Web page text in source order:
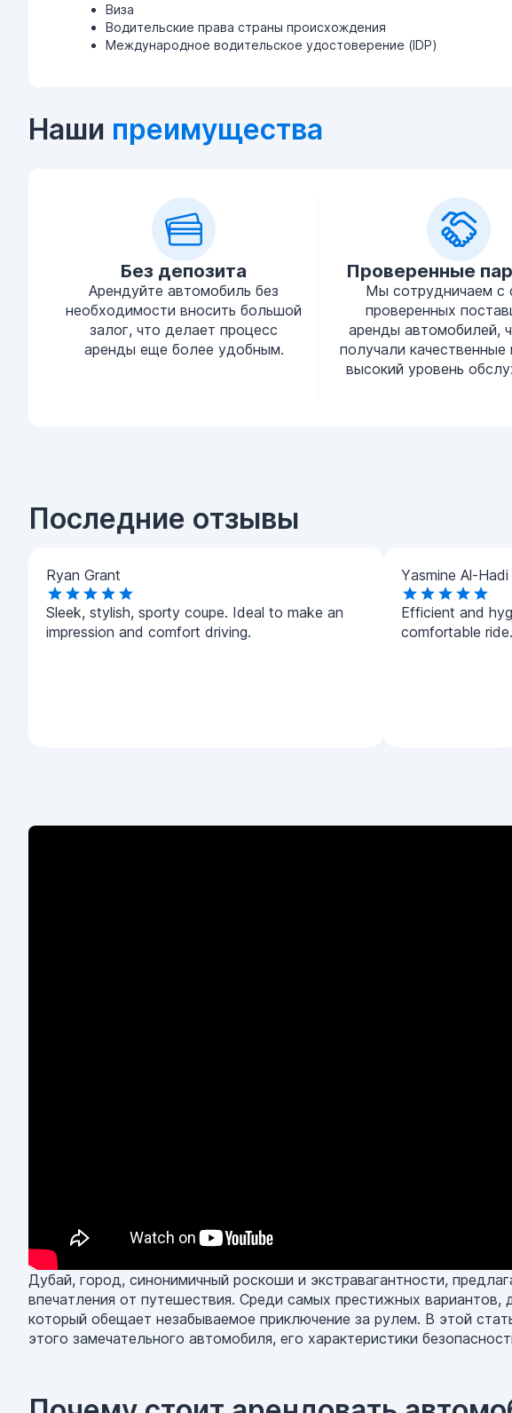
Виза
Водительские права страны происхождения
Международное водительское удостоверение (IDP)
Наши преимущества
Без депозита
Арендуйте автомобиль без
необходимости вносить большой
залог, что делает процесс
аренды еще более удобным.
Проверенные
Мы сотрудничаем с
проверенных
аренды автомобилей,
получали
высокий уровень
Последние отзывы
Ryan Grant
Sleek, stylish, sporty coupe. Ideal to make an
impression and comfort driving.
Yasmine Al-Hadi
Efficient and
comfortable ride.
Дубай, город, синонимичный роскоши и экстравагантности,
впечатления от путешествия. Среди самых престижных
который обещает незабываемое приключение за рулем. В этой
этого замечательного автомобиля, его характеристики